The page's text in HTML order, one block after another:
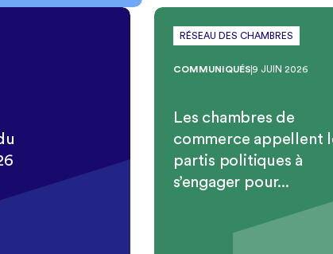
RÉSEAU DES CHAMBRES
COMMUNIQUÉS 9 JUIN 2026
Les chambres de
commerce appellent
partis politiques à
s’engager pour...